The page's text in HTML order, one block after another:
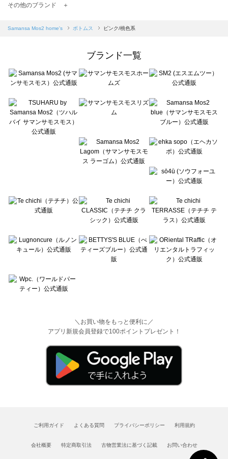
TSUHARU by Samansa Mos2（ツハルバイサマンサモスモス）のボトムス一覧
Samansa Mos2 blue（サマンサモスモス ブルー）のボトムス一覧
sō4ū（ソウフォーユー）のボトムス一覧
Te chichi（テチチ）のボトムス一覧
Te chichi CLASSIC（テチチ クラシック）のボトムス一覧
Lugnoncure（ルノンキュール）のボトムス一覧
BETTY'S BLUE（べティーズブルー）のボトムス一覧
Wpc.（ワールドパーティー）のボトムス一覧
その他のブランド ＋
Samansa Mos2 home's ボトムス ピンク/桃色系
ブランド一覧
＼お買い物をもっと便利に／
アプリ新規会員登録で100ポイントプレゼント！
ご利用ガイド よくある質問 プライバシーポリシー 利用規約
会社概要 特定商取引法 古物営業法に基づく記載 お問い合わせ